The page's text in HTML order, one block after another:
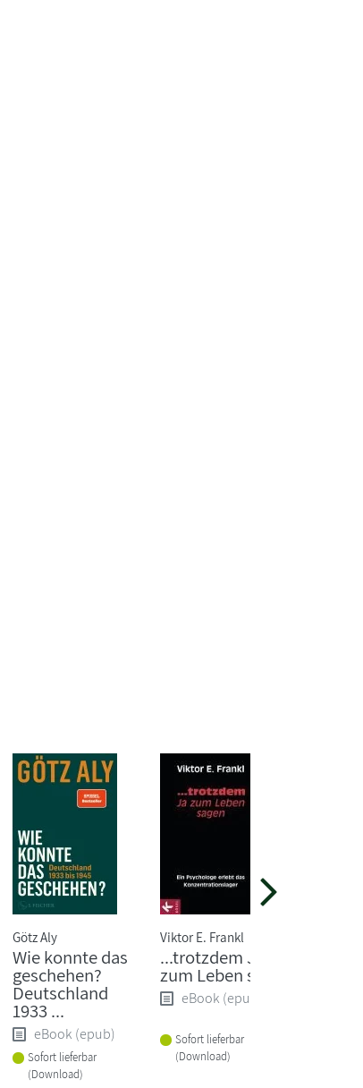
Götz Aly
Wie konnte das
geschehen?
Deutschland
1933 ...
eBook (epub)
Sofort lieferbar
(Download)
Viktor E. Frankl
...trotzdem Ja
zum Leben sagen
eBook (epub)
Sofort lieferbar
(Download)